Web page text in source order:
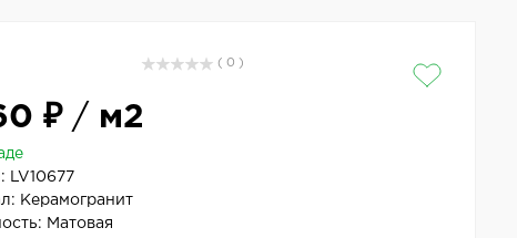
( 0 )
₽/ м2
LV10677
Керамогранит
Матовая